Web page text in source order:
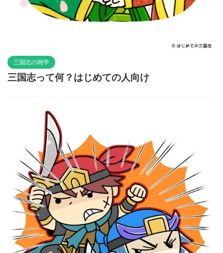
三国志の雑学
三国志って何？はじめての人向け